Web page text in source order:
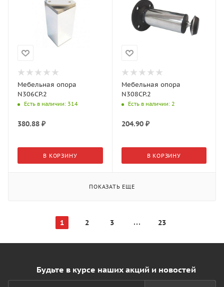
Мебельная опора
N306CP.2
Есть в наличии: 314
380.88 ₽
В КОРЗИНУ
Мебельная опора
N308CP.2
Есть в наличии: 2
204.90₽
В КОРЗИНУ
ПОКАЗАТЬ ЕЩЕ
1 2 3 23
Будьте в курсе наших акций и новостей